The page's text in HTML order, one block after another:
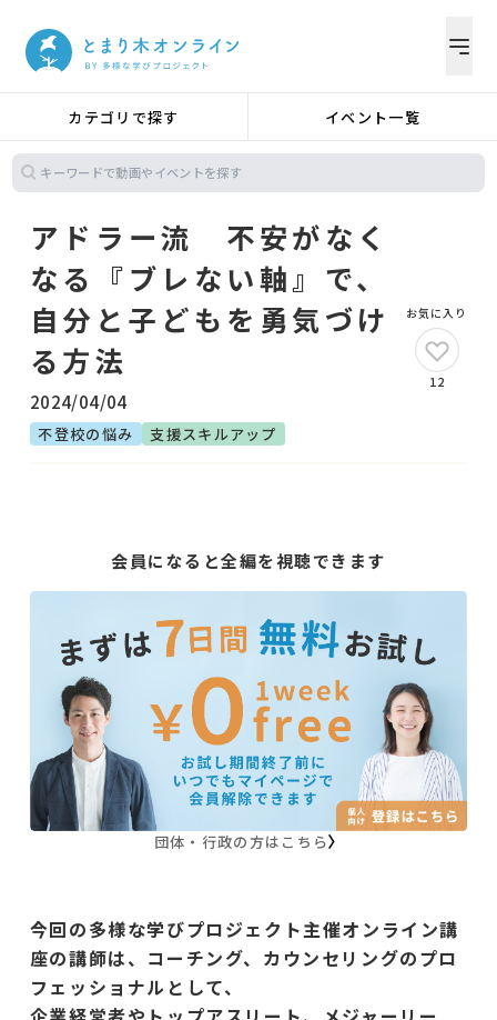
カテゴリで探す イベント一覧
アドラー流 不安がなく
なる『ブレない軸』で、
自分と子どもを勇気づけ
る方法
2024/04/04
不登校の悩み 支援スキルアップ
お気に入り
12
会員になると全編を視聴できます
団体・行政の方はこちら
今回の多様な学びプロジェクト主催オンライン講
座の講師は、コーチング、カウンセリングのプロ
フェッショナルとして、